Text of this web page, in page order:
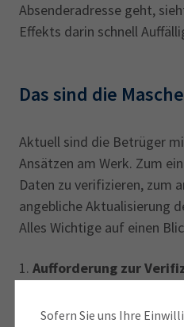
Sofern Sie uns Ihre
Absenderadresse geht,
Effekts darin schnell
Das sind die
Aktuell sind die Betrüger
Ansätzen am Werk. Zum
Daten zu verifizieren, zum
angebliche Aktualisierung
Alles Wichtige auf einen
1. Aufforderung zur
Absender ist hier unter